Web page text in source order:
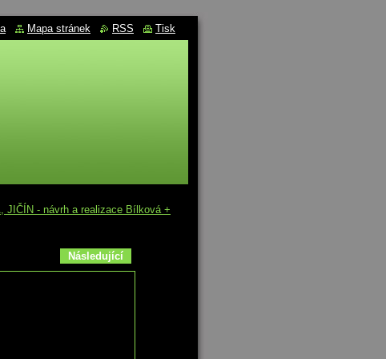
JIČÍN - návrh a realizace Bílková +
Následující
Mapa stránek RSS Tisk